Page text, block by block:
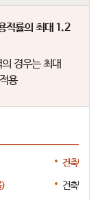
적률의 최대 1.2
경우는 최대
용
)
건축법 제
건축법 제